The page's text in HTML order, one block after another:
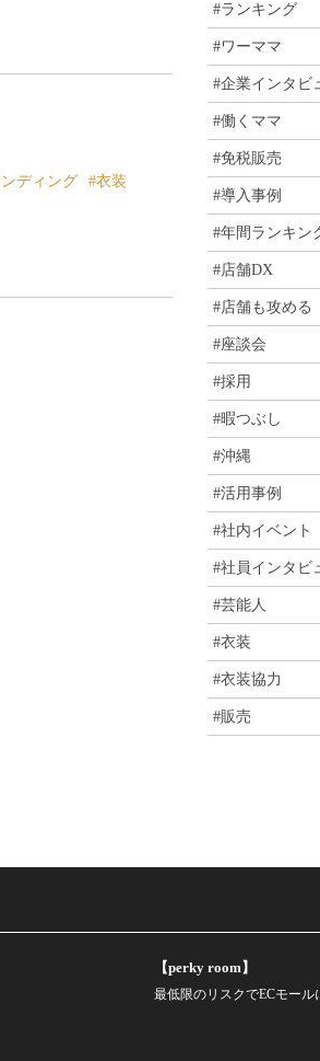
ディング 衣装
#ランキング
#ワーママ
#企業インタビ
#働くママ
#免税販売
#導入事例
#年間ランキン
#店舗DX
#店舗も攻める
#座談会
#採用
#暇つぶし
#沖縄
#活用事例
#社内イベント
#社員インタビ
#芸能人
#衣装
#衣装協力
#販売
【perky room】
最低限のリスクでECモール